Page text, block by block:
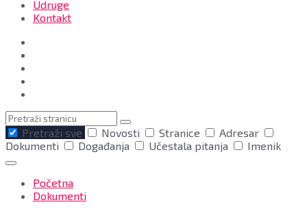
Udruge
Kontakt
Pretraga
Pretraži sve
Novosti Stranice
Adresar
Dokumenti
Događanja Učestala pitanja Imenik
Početna
Dokumenti